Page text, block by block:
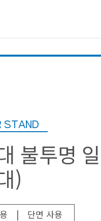
STAND
불투명 일
)
| 단면 사용